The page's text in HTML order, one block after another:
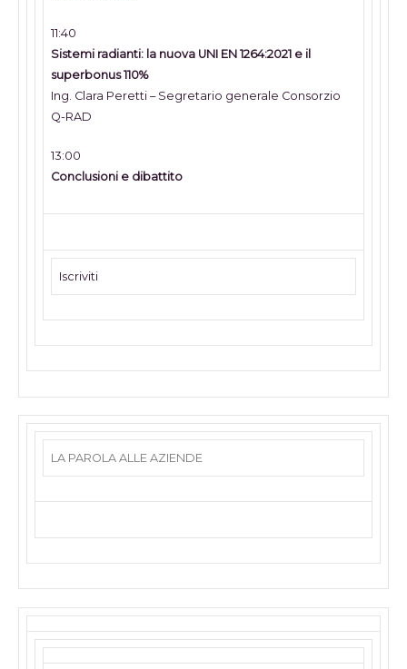
11:40
Sistemi radianti: la nuova UNI EN 1264:2021 e il
superbonus 110%
Ing. Clara Peretti – Segretario generale Consorzio
Q-RAD
13:00
Conclusioni e dibattito
Iscriviti
LA PAROLA ALLE AZIENDE